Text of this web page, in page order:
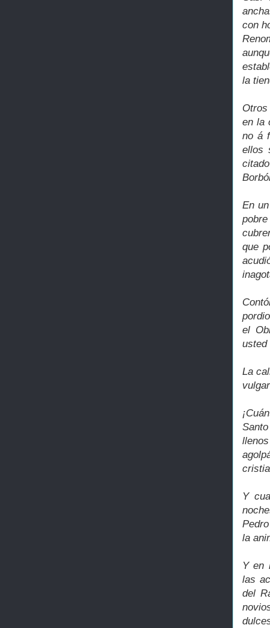
con
la
en la
no á
ellos
En
que
el
usted
La
Y
la
Y en
las
del